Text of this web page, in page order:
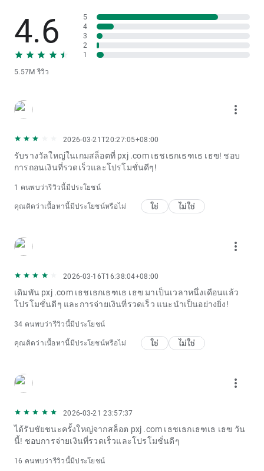
4.6
5.57M รีวิว
5
4
3
2
1
more_vert
2026-03-21T20:27:05+08:00
รับรางวัลใหญ่ในเกมสล็อตที่ pxj .com เธชเธกเธฑเธ เธฃ! ชอบ
การถอนเงินที่รวดเร็วและโปรโมชั่นดีๆ!
1 คนพบว่ารีวิวนี้มีประโยชน์
คุณคิดว่าเนื้อหานี้มีประโยชน์หรือไม่ ใช่ ไม่ใช่
more_vert
2026-03-16T16:38:04+08:00
เดิมพัน pxj .com เธชเธกเธฑเธ เธฃ มาเป็นเวลาหนึ่งเดือนแล้ว
โปรโมชั่นดีๆ และการจ่ายเงินที่รวดเร็ว แนะนำเป็นอย่างยิ่ง!
34 คนพบว่ารีวิวนี้มีประโยชน์
คุณคิดว่าเนื้อหานี้มีประโยชน์หรือไม่ ใช่ ไม่ใช่
more_vert
2026-03-21 23:57:37
ได้รับชัยชนะครั้งใหญ่จากสล็อต pxj .com เธชเธกเธฑเธ เธฃ วัน
นี้! ชอบการจ่ายเงินที่รวดเร็วและโปรโมชั่นดีๆ
16 คนพบว่ารีวิวนี้มีประโยชน์